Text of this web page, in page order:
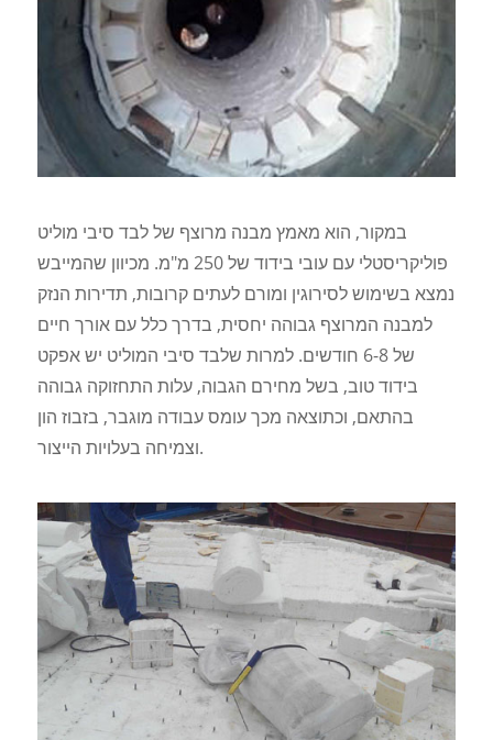
במקור, הוא מאמץ מבנה מרוצף של לבד סיבי מוליט
פוליקריסטלי עם עובי בידוד של 250 מ"מ. מכיוון שהמייבש
נמצא בשימוש לסירוגין ומורם לעתים קרובות, תדירות הנזק
למבנה המרוצף גבוהה יחסית, בדרך כלל עם אורך חיים
של 6-8 חודשים. למרות שלבד סיבי המוליט יש אפקט
בידוד טוב, בשל מחירם הגבוה, עלות התחזוקה גבוהה
בהתאם, וכתוצאה מכך עומס עבודה מוגבר, בזבוז הון
וצמיחה בעלויות הייצור.